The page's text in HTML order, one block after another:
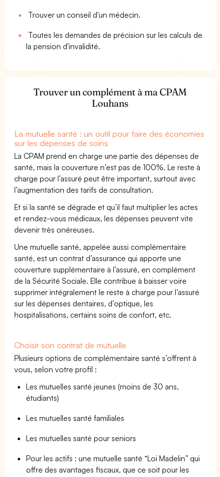
Trouver un conseil d'un médecin.
Toutes les demandes de précision sur les calculs de
la pension d'invalidité.
Trouver un complément à ma CPAM
Louhans
La mutuelle santé : un outil pour faire des économies
sur les dépenses de soins
La CPAM prend en charge une partie des dépenses de
santé, mais la couverture n’est pas de 100%. Le reste à
charge pour l’assuré peut être important, surtout avec
l’augmentation des tarifs de consultation.
Et si la santé se dégrade et qu’il faut multiplier les actes
et rendez-vous médicaux, les dépenses peuvent vite
devenir très onéreuses.
Une mutuelle santé, appelée aussi complémentaire
santé, est un contrat d’assurance qui apporte une
couverture supplémentaire à l’assuré, en complément
de la Sécurité Sociale. Elle contribue à baisser voire
supprimer intégralement le reste à charge pour l’assuré
sur les dépenses dentaires, d’optique, les
hospitalisations, certains soins de confort, etc.
Choisir son contrat de mutuelle
Plusieurs options de complémentaire santé s’offrent à
vous, selon votre profil :
Les mutuelles santé jeunes (moins de 30 ans,
étudiants)
Les mutuelles santé familiales
Les mutuelles santé pour seniors
Pour les actifs : une mutuelle santé “Loi Madelin” qui
offre des avantages fiscaux, que ce soit pour les